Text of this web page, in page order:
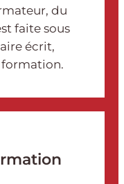
du
faite sous
écrit,
formation.